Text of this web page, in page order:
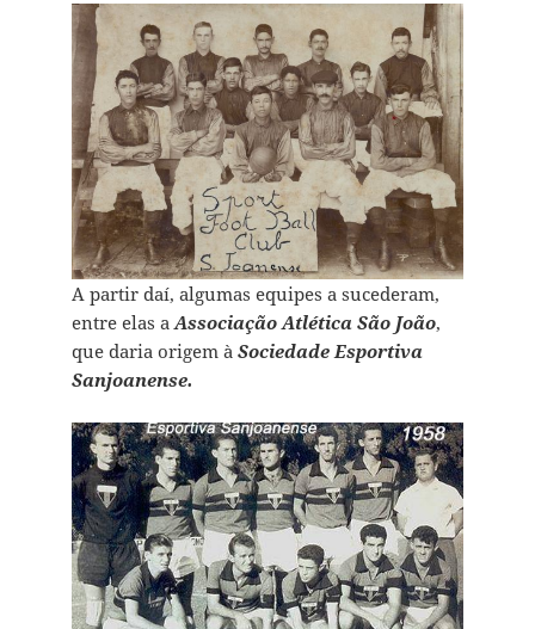
A partir daí, algumas equipes a sucederam,
entre elas a Associação Atlética São João,
que daria origem à Sociedade Esportiva
Sanjoanense.